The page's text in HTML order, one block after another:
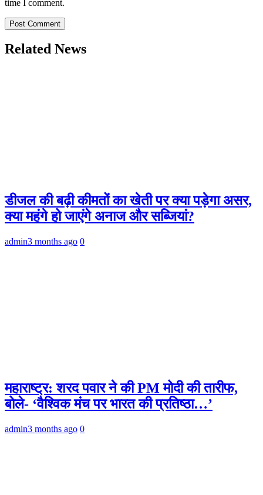
time I comment.
Related News
डीजल की बढ़ी कीमतों का खेती पर क्या पड़ेगा असर,
क्या महंगे हो जाएंगे अनाज और सब्जियां?
admin3 months ago 0
महाराष्ट्र: शरद पवार ने की PM मोदी की तारीफ,
बोले- ‘वैश्विक मंच पर भारत की प्रतिष्ठा…’
admin3 months ago 0